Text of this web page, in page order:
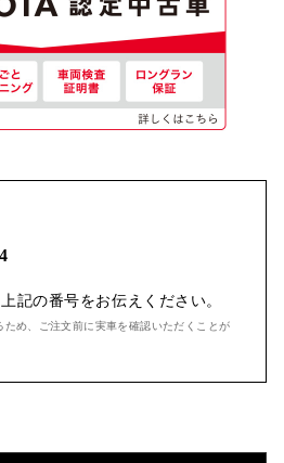
記の番号をお伝えください。
め、ご注文前に実車を確認いただくことが